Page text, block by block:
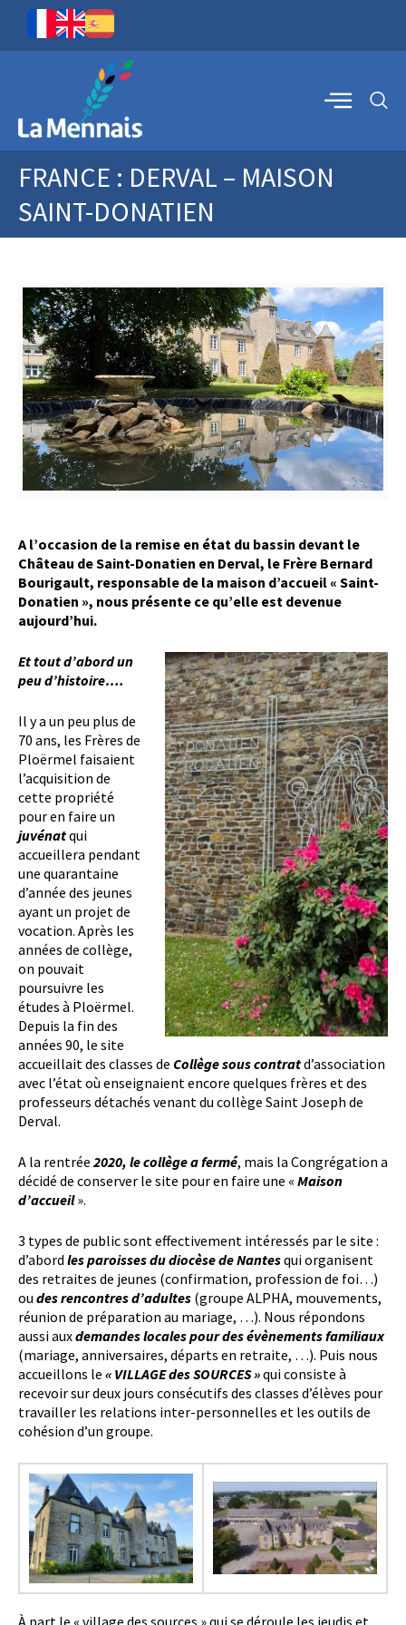
FRANCE : DERVAL – MAISON
SAINT-DONATIEN
A l’occasion de la remise en état du bassin devant le
Château de Saint-Donatien en Derval, le Frère Bernard
Bourigault, responsable de la maison d’accueil « Saint-
Donatien », nous présente ce qu’elle est devenue
aujourd’hui.
Et tout d’abord un
peu d’histoire….
Il y a un peu plus de
70 ans, les Frères de
Ploërmel faisaient
l’acquisition de
cette propriété
pour en faire un
juvénatqui
accueillera pendant
une quarantaine
d’année des jeunes
ayant un projet de
vocation. Après les
années de collège,
on pouvait
poursuivre les
études à Ploërmel.
Depuis la fin des
années 90, le site
accueillait des classes de Collège sous contratd’association
avec l’état où enseignaient encore quelques frères et des
professeurs détachés venant du collège Saint Joseph de
Derval.
A la rentrée 2020, le collège a fermé, mais la Congrégation a
décidé de conserver le site pour en faire une « Maison
d’accueil».
3 types de public sont effectivement intéressés par le site :
d’abord les paroisses du diocèse de Nantesqui organisent
des retraites de jeunes (confirmation, profession de foi…)
ou des rencontres d’adultes (groupe ALPHA, mouvements,
réunion de préparation au mariage, …). Nous répondons
aussi auxdemandes locales pour des évènements familiaux
(mariage, anniversaires, départs en retraite, …). Puis nous
accueillons le « VILLAGE des SOURCES »qui consiste à
recevoir sur deux jours consécutifs des classes d’élèves pour
travailler les relations inter-personnelles et les outils de
cohésion d’un groupe.
À part le « village des sources » qui se déroule les jeudis et